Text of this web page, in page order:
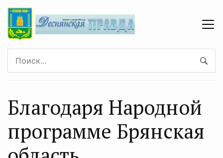
Благодаря Народной
программе Брянская